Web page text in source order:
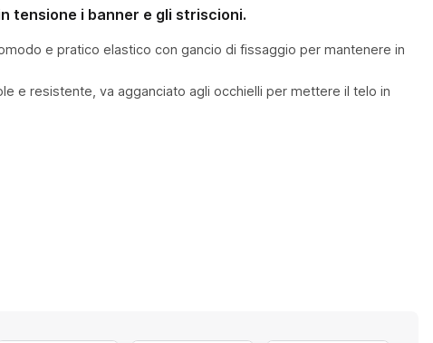
tensione i banner e gli striscioni.
e pratico elastico con gancio di fissaggio per mantenere in
e resistente, va agganciato agli occhielli per mettere il telo in